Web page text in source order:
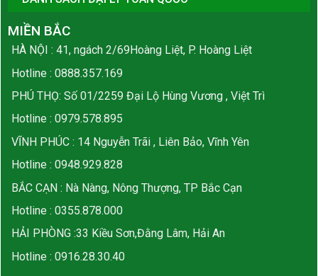
MIỀN BẮC
HÀ NỘI : 41, ngách 2/69Hoàng Liệt, P. Hoàng Liệt
Hotline : 0888.357.169
PHÚ THỌ: Số 01/2259 Đại Lộ Hùng Vương , Việt Trì
Hotline : 0979.578.895
VĨNH PHÚC : 14 Nguyễn Trãi , Liên Bảo, Vĩnh Yên
Hotline : 0948.929.828
BẮC CẠN : Nà Nàng, Nông Thượng, TP Bắc Cạn
Hotline : 0355.878.000
HẢI PHÒNG :33 Kiều Sơn,Đằng Lâm, Hải An
Hotline : 0916.28.30.40